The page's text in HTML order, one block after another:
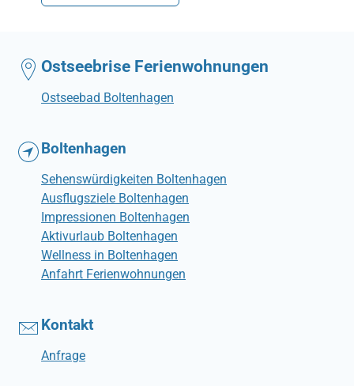
Ostseebrise Ferienwohnungen
Ostseebad Boltenhagen
Boltenhagen
Sehenswürdigkeiten Boltenhagen
Ausflugsziele Boltenhagen
Impressionen Boltenhagen
Aktivurlaub Boltenhagen
Wellness in Boltenhagen
Anfahrt Ferienwohnungen
Kontakt
Anfrage